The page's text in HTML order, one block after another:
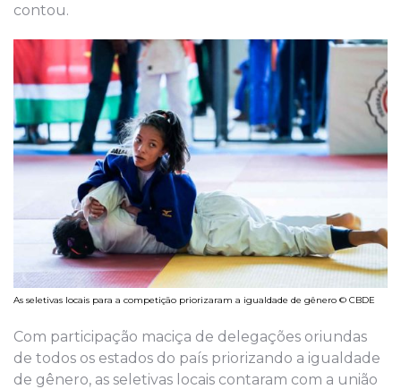
contou.
As seletivas locais para a competição priorizaram a igualdade de gênero © CBDE
Com participação maciça de delegações oriundas
de todos os estados do país priorizando a igualdade
de gênero, as seletivas locais contaram com a união